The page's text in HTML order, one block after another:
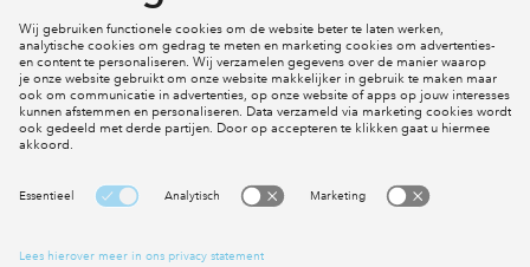
Social Media
Cookies